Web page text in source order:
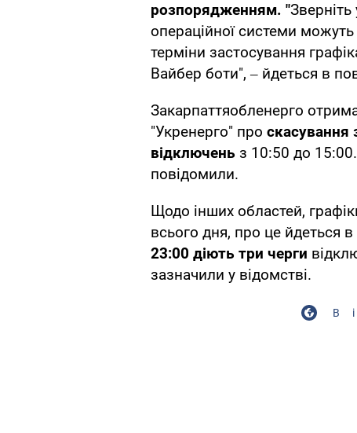
розпорядженням. "Зверніть
операційної системи
терміни застосування
Вайбер боти", ‒ йдеться в
Закарпаттяобленерго
"Укренерго" про скасування
відключень з 10:50 до
повідомили.
Щодо інших областей,
всього дня, про це йдеться в
23:00 діють три черги
зазначили у відомстві.